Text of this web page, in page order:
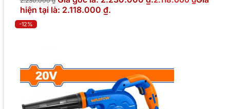
hiện tại là: 2.118.000 ₫.
-12%